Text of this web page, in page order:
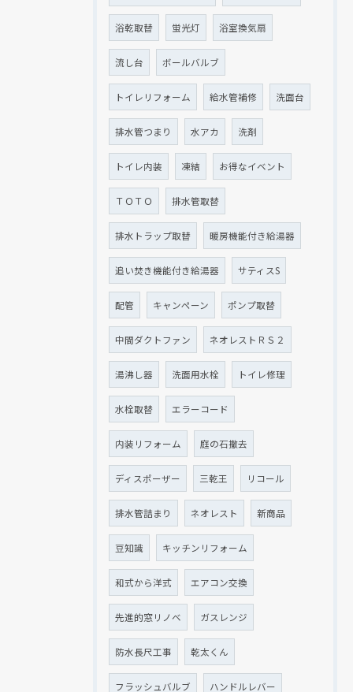
浴乾取替 蛍光灯 浴室換気扇
流し台 ボールバルブ
トイレリフォーム 給水管補修 洗面台
排水管つまり 水アカ 洗剤
トイレ内装 凍結 お得なイベント
ＴＯＴＯ 排水管取替
排水トラップ取替 暖房機能付き給湯器
追い焚き機能付き給湯器 サティスS
配管 キャンペーン ポンプ取替
中間ダクトファン ネオレストＲＳ２
湯沸し器 洗面用水栓 トイレ修理
水栓取替 エラーコード
内装リフォーム 庭の石撤去
ディスポーザー 三乾王 リコール
排水管詰まり ネオレスト 新商品
豆知識 キッチンリフォーム
和式から洋式 エアコン交換
先進的窓リノベ ガスレンジ
防水長尺工事 乾太くん
フラッシュバルブ ハンドルレバー